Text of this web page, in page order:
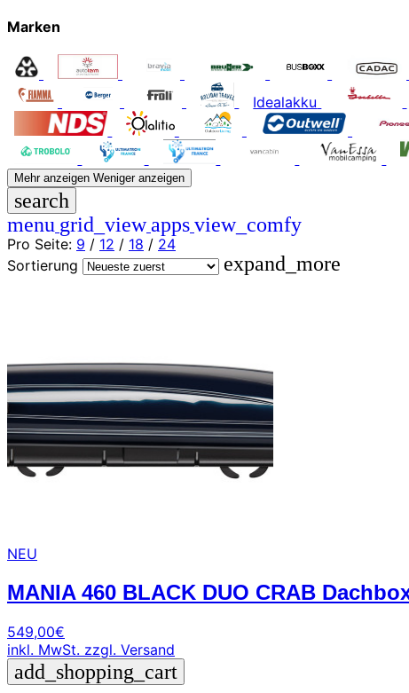
Marken
Idealakku
Mehr anzeigen Weniger anzeigen
search
menu grid_viewappsview_comfy
Pro Seite: 9 / 12 / 18 / 24
Sortierung
expand_more
NEU
MANIA 460 BLACK DUO CRAB
549,00€
inkl. MwSt. zzgl. Versand
add_shopping_cart